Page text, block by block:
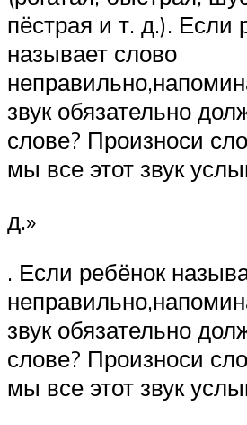
пёстрая и т. д.). Если
называет слово
звук обязательно
слове? Произноси
мы все этот звук
д.»
. Если ребёнок
звук обязательно
слове? Произноси
мы все этот звук